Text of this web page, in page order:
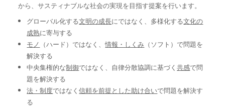
から、サスティナブルな社会の実現を目指す提案を行います。
グローバル化する文明の成長にではなく、多様化する文化の
成熟に寄与する
モノ （ハード）ではなく、情報・しくみ （ソフト）で問題を
解決する
中央集権的な制御ではなく、自律分散協調に基づく共感で問
題を解決する
法・制度ではなく信頼を前提とした助け合いで問題を解決す
る